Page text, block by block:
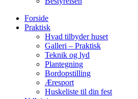
Forside
Praktisk
Hvad tilbyder huset
Galleri – Praktisk
Teknik og lyd
Plantegning
Bordopstilling
Æresport
Huskeliste til din fest